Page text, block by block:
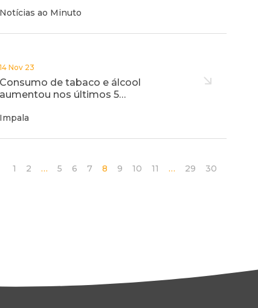
Notícias ao Minuto
14 Nov 23
Consumo de tabaco e álcool
aumentou nos últimos 5…
Impala
1 2 … 5 6 7 8 9 10 11 … 29 30